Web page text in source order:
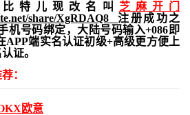
特儿现改名叫 芝麻开门
share/XgRDAQ8 注册成功之
机号码绑定，大陆号码输入+086即
APP端实名认证初级+高级更方便上
证。
：
欧意